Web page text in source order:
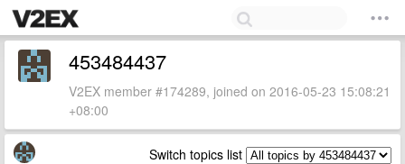
453484437
V2EX member #174289, joined on 2016-05-23 15:08:21
+08:00
Switch topics list